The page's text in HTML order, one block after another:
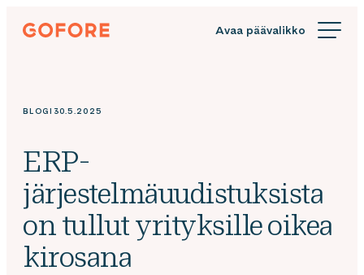
Siirry
suoraan
Gofore
knowledge
BLOGI 30.5.2025
ERP-
järjestelmäuudistuksista
on tullut yrityksille oikea
kirosana